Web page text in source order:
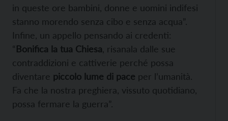
in queste ore bambini, donne e uomini indifesi
stanno morendo senza cibo e senza acqua”.
Infine, un appello pensando ai credenti:
“Bonifica la tua Chiesa , risanala dalle sue
contraddizioni e cattiverie perché possa
diventare piccolo lume di pace per l’umanità.
Fa che la nostra preghiera, vissuto quotidiano,
possa fermare la guerra”.